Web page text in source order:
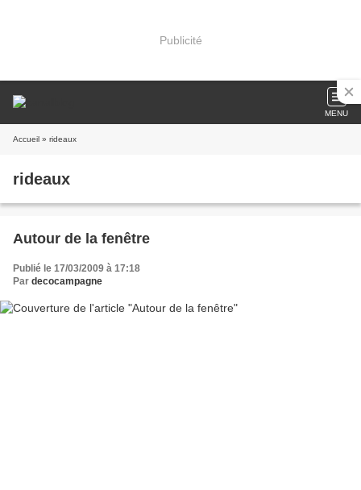
Publicité
MENU
Accueil » rideaux
rideaux
Autour de la fenêtre
Publié le 17/03/2009 à 17:18
Par decocampagne